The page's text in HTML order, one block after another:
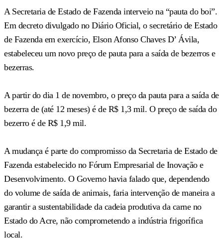
A Secretaria de Estado de Fazenda interveio na “pauta do boi”.
Em decreto divulgado no Diário Oficial, o secretário de Estado
de Fazenda em exercício, Elson Afonso Chaves D’ Ávila,
estabeleceu um novo preço de pauta para a saída de bezerros e
bezerras.
A partir do dia 1 de novembro, o preço da pauta para a saída de
bezerra de (até 12 meses) é de R$ 1,3 mil. O preço de saída do
bezerro é de R$ 1,9 mil.
A mudança é parte do compromisso da Secretaria de Estado de
Fazenda estabelecido no Fórum Empresarial de Inovação e
Desenvolvimento. O Governo havia falado que, dependendo
do volume de saída de animais, faria intervenção de maneira a
garantir a sustentabilidade da cadeia produtiva da carne no
Estado do Acre, não comprometendo a indústria frigorífica
local.